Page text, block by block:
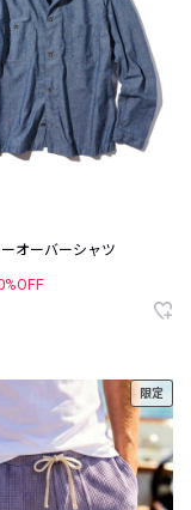
オーバーシャツ
限定